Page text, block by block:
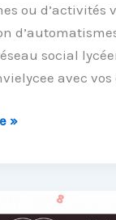
ou d’activités
social
avec vos
»